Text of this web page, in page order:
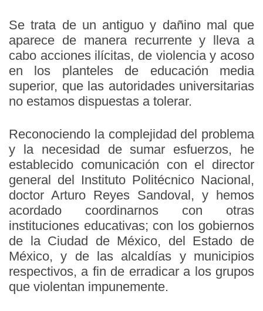
Se trata de un antiguo y dañino mal que
aparece de manera recurrente y lleva a
cabo acciones ilícitas, de violencia y acoso
en los planteles de educación media
superior, que las autoridades universitarias
no estamos dispuestas a tolerar.
Reconociendo la complejidad del problema
y la necesidad de sumar esfuerzos, he
establecido comunicación con el director
general del Instituto Politécnico Nacional,
doctor Arturo Reyes Sandoval, y hemos
acordado coordinarnos con otras
instituciones educativas; con los gobiernos
de la Ciudad de México, del Estado de
México, y de las alcaldías y municipios
respectivos, a fin de erradicar a los grupos
que violentan impunemente.